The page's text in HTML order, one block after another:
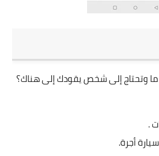
وتحتاج إلى شخص يقودك إلى هناك؟
.
أجرة.